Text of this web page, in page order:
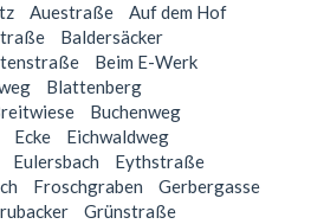
Auestraße
Auf dem Hof
Baldersäcker
Beim E-Werk
Blattenberg
Buchenweg
Ecke
Eichwaldweg
Eulersbach
Eythstraße
Froschgraben
Gerbergasse
Grünstraße